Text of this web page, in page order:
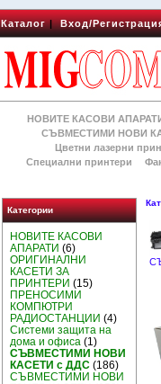
Каталог|Вход/
НОВИТЕ КАСОВИ
СЪВМЕСТИМИ НОВИ
Цветни лазерни
Специални принтери
Категории
НОВИТЕ КАСОВИ
АПАРАТИ (6)
ОРИГИНАЛНИ
КАСЕТИ ЗА
ПРИНТЕРИ (15)
ПРЕНОСИМИ
КОМПЮТРИ
РАДИОСТАНЦИИ (4)
Системи защита на
дома и офиса (1)
СЪВМЕСТИМИ НОВИ
КАСЕТИ с ДДС (186)
СЪВМЕСТИМИ НОВИ